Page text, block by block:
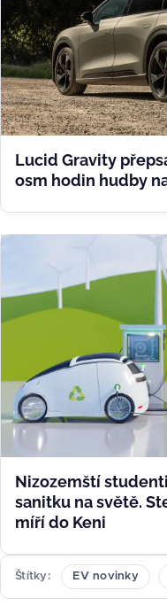
Lucid Gravity
osm hodin hudby
Nizozemští
sanitku na světě.
míří do Keni
Štítky EV novinky